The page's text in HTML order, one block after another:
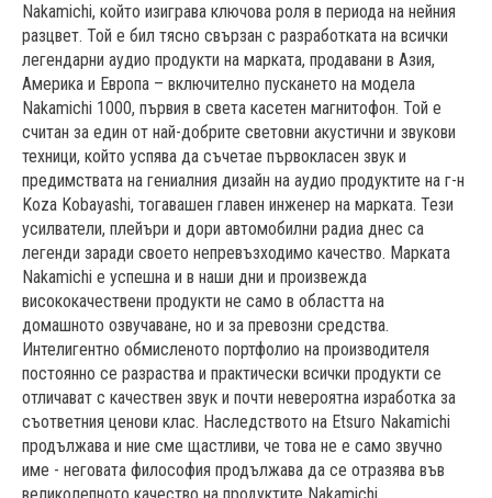
Nakamichi, който изиграва ключова роля в периода на нейния
разцвет. Той е бил тясно свързан с разработката на всички
легендарни аудио продукти на марката, продавани в Азия,
Америка и Европа – включително пускането на модела
Nakamichi 1000, първия в света касетен магнитофон. Той е
считан за един от най-добрите световни акустични и звукови
техници, който успява да съчетае първокласен звук и
предимствата на гениалния дизайн на аудио продуктите на г-н
Koza Kobayashi, тогавашен главен инженер на марката. Тези
усилватели, плейъри и дори автомобилни радиа днес са
легенди заради своето непревъзходимо качество. Марката
Nakamichi е успешна и в наши дни и произвежда
висококачествени продукти не само в областта на
домашното озвучаване, но и за превозни средства.
Интелигентно обмисленото портфолио на производителя
постоянно се разраства и практически всички продукти се
отличават с качествен звук и почти невероятна изработка за
съответния ценови клас. Наследството на Etsuro Nakamichi
продължава и ние сме щастливи, че това не е само звучно
име - неговата философия продължава да се отразява във